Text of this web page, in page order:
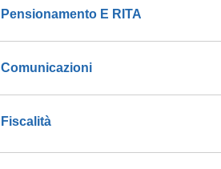
Pensionamento E RITA
Comunicazioni
Fiscalità